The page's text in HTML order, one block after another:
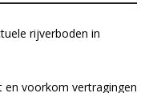
rijverboden in
en voorkom vertragingen